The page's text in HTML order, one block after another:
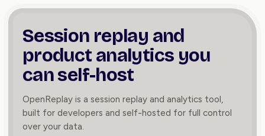
Session replay and
product analytics you
can self-host
OpenReplay is a session replay and analytics tool,
built for developers and self-hosted for full control
over your data.